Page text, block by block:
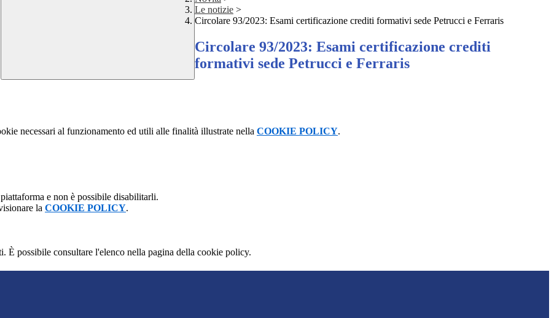
Le notizie >
Circolare 93/2023: Esami certificazione crediti formativi sede Petrucci e Ferraris
Circolare 93/2023: Esami certificazione crediti
formativi sede Petrucci e Ferraris
necessari al funzionamento ed utili alle finalità illustrate nella COOKIE POLICY.
e non è possibile disabilitarli.
la COOKIE POLICY.
È possibile consultare l'elenco nella pagina della cookie policy.